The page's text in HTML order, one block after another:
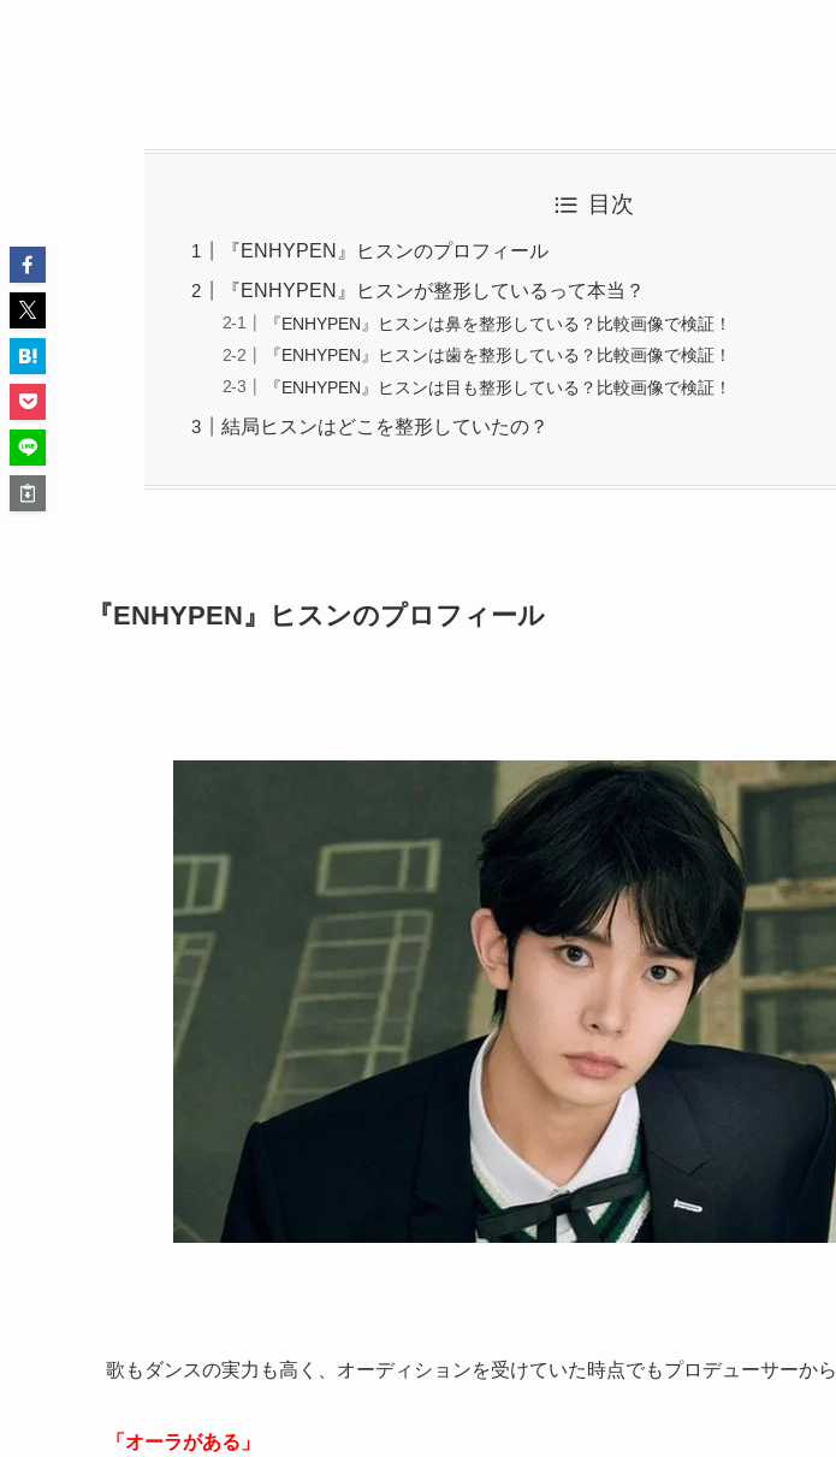
目次
『ENHYPEN』ヒスンのプロフィール
『ENHYPEN』ヒスンが整形しているって本当？
『ENHYPEN』ヒスンは鼻を整形している？比較画像で検証！
『ENHYPEN』ヒスンは歯を整形している？比較画像で検証！
『ENHYPEN』ヒスンは目も整形している？比較画像で検証！
結局ヒスンはどこを整形していたの？
『ENHYPEN』ヒスンのプロフィール
歌もダンスの実力も高く、オーディションを受けていた時点でもプロデューサーから
「オーラがある」